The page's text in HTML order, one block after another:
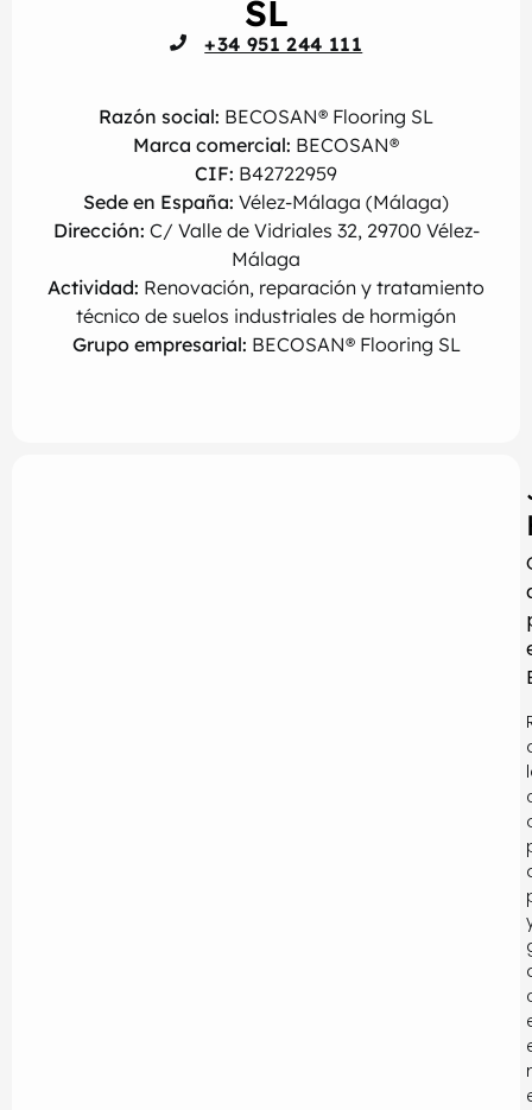
SL
+34 951 244 111
Razón social: BECOSAN® Flooring SL
Marca comercial: BECOSAN®
CIF: B42722959
Sede en España: Vélez-Málaga (Málaga)
Dirección: C/ Valle de Vidriales 32, 29700 Vélez-
Málaga
Actividad: Renovación, reparación y tratamiento
técnico de suelos industriales de hormigón
Grupo empresarial: BECOSAN® Flooring SL